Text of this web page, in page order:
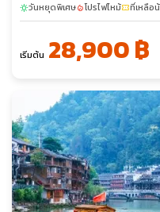
sunnyวันหยุดพิเศษlocal_fire_departmentโปรไฟไหม้confirmation_numberที่เหลือ
เริ่มต้น 28,900 ฿